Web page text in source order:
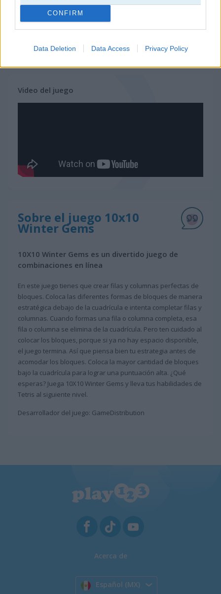
CONFIRM
Data Deletion Data Access Privacy Policy
juegos de rompecabezas
juegos de combinar
Video del juego
Sobre el juego 10x10
Winter Gems
10X10 Winter Gems es un divertido juego de
combinaciones en línea
En este juego tienes que crear filas y columnas perfectas de
bloques. Coloca las diferentes formas de bloques de manera
estratégica debajo de la cuadrícula e intenta completar filas y
columnas. Cuando formas una fila o columna completa, esa
fila o columna se elimina de la cuadrícula. Pero ten cuidado al
colocar los bloques, porque si ya no hay espacio disponible,
el juego termina. Así que piensa bien tu estrategia antes de
acomodar los bloques. Coloca la mayor cantidad de bloques
bajo la cuadrícula para lograr una puntuación alta. ¿Qué
esperas? Juega 10X10 Winter Gems y lleva tus habilidades de
Tetris al siguiente nivel.
Desarrollador del juego: GameDistribution
Acerca de
Español (MX)